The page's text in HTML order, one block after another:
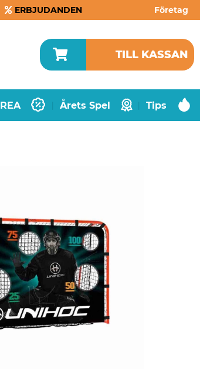
ERBJUDANDEN Företag
TILL KASSAN
REA Årets Spel Tips